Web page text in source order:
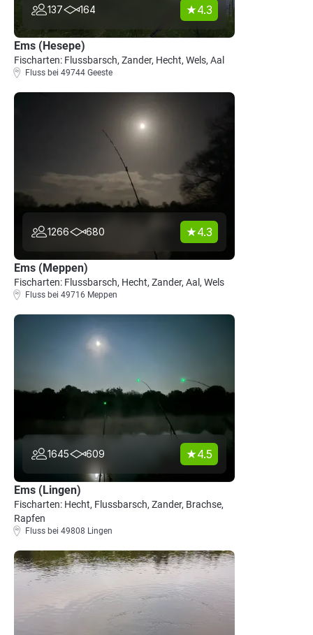
137 164 4.3
Ems (Hesepe)
Fischarten: Flussbarsch, Zander, Hecht, Wels, Aal
Fluss bei 49744 Geeste
1266 680 4.3
Ems (Meppen)
Fischarten: Flussbarsch, Hecht, Zander, Aal, Wels
Fluss bei 49716 Meppen
1645 609 4.5
Ems (Lingen)
Fischarten: Hecht, Flussbarsch, Zander, Brachse,
Rapfen
Fluss bei 49808 Lingen